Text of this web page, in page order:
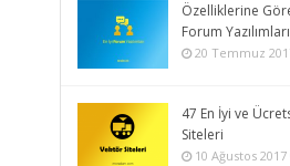
Özelliklerine
Forum
20 Temmuz
47 En İyi ve
Siteleri
10 Ağustos 2017